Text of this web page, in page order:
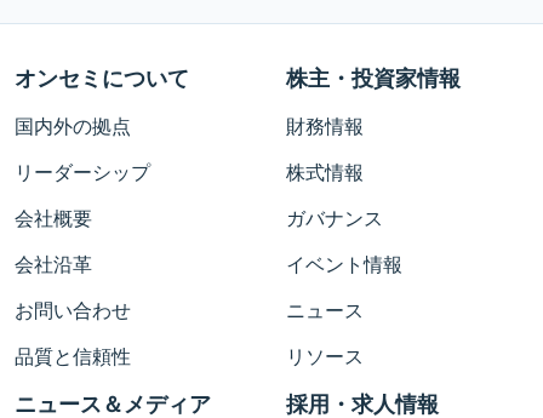
オンセミについて
国内外の拠点
リーダーシップ
会社概要
会社沿革
お問い合わせ
品質と信頼性
株主・投資家情報
財務情報
株式情報
ガバナンス
イベント情報
ニュース
リソース
ニュース＆メディア 採用・求人情報